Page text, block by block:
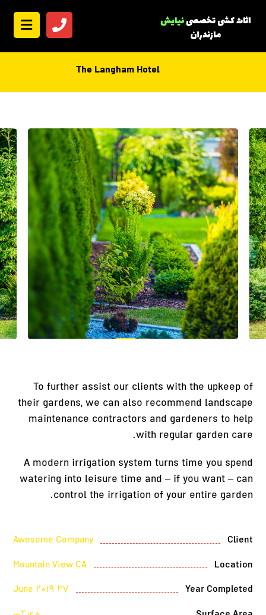
The Langham Hotel
To further assist our clients with the upkeep of
their gardens, we can also recommend landscape
maintenance contractors and gardeners to help
with regular garden care.
A modern irrigation system turns time you spend
watering into leisure time and – if you want – can
control the irrigation of your entire garden.
Client
Awesome Company
Location
Mountain View CA
Year Completed
27 June 2019